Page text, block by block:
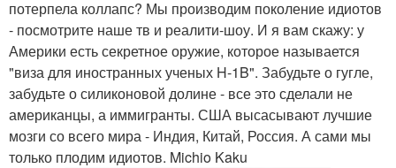
потерпела коллапс? Мы производим поколение идиотов
- посмотрите наше тв и реалити-шоу. И я вам скажу: у
Америки есть секретное оружие, которое называется
"виза для иностранных ученых H-1B". Забудьте о гугле,
забудьте о силиконовой долине - все это сделали не
американцы, а иммигранты. США высасывают лучшие
мозги со всего мира - Индия, Китай, Россия. А сами мы
только плодим идиотов. Michio Kaku